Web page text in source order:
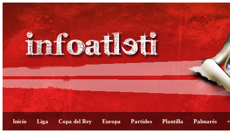
Inicio Liga Copa del Rey Europa Partidos Plantilla Palmarés